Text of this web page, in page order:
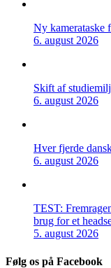
Ny
6. august 2026
Skift af
6. august 2026
Hver fjerde
6. august 2026
TEST:
brug for et
5. august 2026
Følg os på Facebook